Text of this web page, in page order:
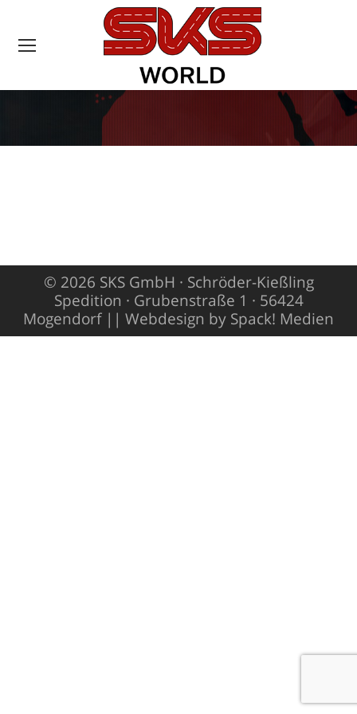
Sie befinden sich
hier:
© 2026 SKS GmbH · Schröder-Kießling
Spedition · Grubenstraße 1 · 56424
Mogendorf || Webdesign by Spack! Medien